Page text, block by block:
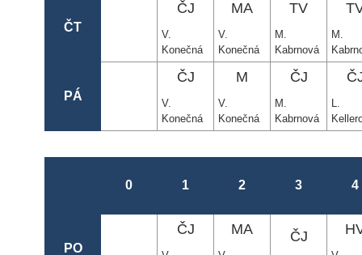
ČT
ČJ
V.
Konečná
MA
V.
Konečná
TV
M.
Kabrnová
M.
PÁ
ČJ
V.
Konečná
M
V.
Konečná
ČJ
M.
Kabrnová
L.
0 1 2 3 4
PO
ČJ MA ČJ